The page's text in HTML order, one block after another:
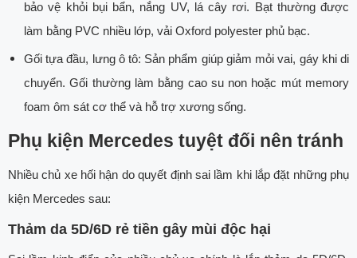
bảo vệ khỏi bụi bẩn, nắng UV, lá cây rơi. Bạt thường được
làm bằng PVC nhiều lớp, vải Oxford polyester phủ bạc.
Gối tựa đầu, lưng ô tô: Sản phẩm giúp giảm mỏi vai, gáy khi di
chuyển. Gối thường làm bằng cao su non hoặc mút memory
foam ôm sát cơ thể và hỗ trợ xương sống.
Phụ kiện Mercedes tuyệt đối nên tránh
Nhiều chủ xe hối hận do quyết định sai lầm khi lắp đặt những phụ
kiện Mercedes sau:
Thảm da 5D/6D rẻ tiền gây mùi độc hại